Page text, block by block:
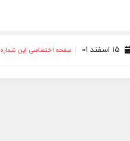
صفحه اختصاصی این شماره